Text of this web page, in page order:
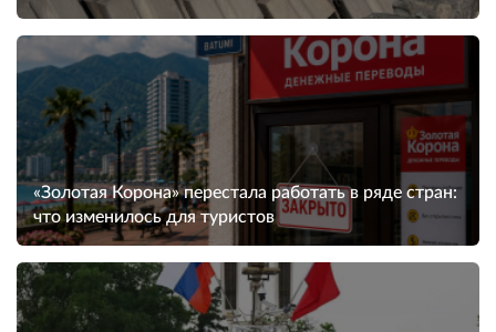
«Золотая Корона» перестала работать в ряде стран:
что изменилось для туристов